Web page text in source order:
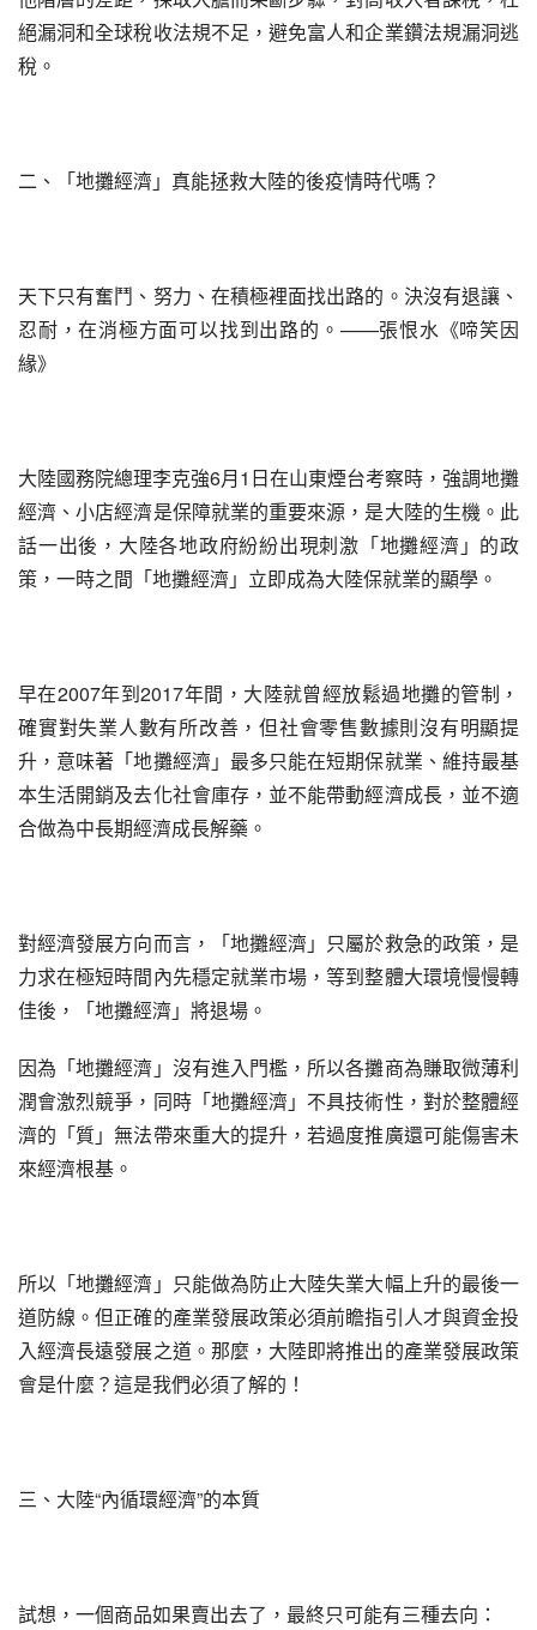
絕漏洞和全球稅收法規不足，避免富人和企業鑽法規漏洞逃
稅。
二、「地攤經濟」真能拯救大陸的後疫情時代嗎？
天下只有奮鬥、努力、在積極裡面找出路的。決沒有退讓、
忍耐，在消極方面可以找到出路的。——張恨水《啼笑因
緣》
大陸國務院總理李克強6月1日在山東煙台考察時，強調地攤
經濟、小店經濟是保障就業的重要來源，是大陸的生機。此
話一出後，大陸各地政府紛紛出現刺激「地攤經濟」的政
策，一時之間「地攤經濟」立即成為大陸保就業的顯學。
早在2007年到2017年間，大陸就曾經放鬆過地攤的管制，
確實對失業人數有所改善，但社會零售數據則沒有明顯提
升，意味著「地攤經濟」最多只能在短期保就業、維持最基
本生活開銷及去化社會庫存，並不能帶動經濟成長，並不適
合做為中長期經濟成長解藥。
對經濟發展方向而言，「地攤經濟」只屬於救急的政策，是
力求在極短時間內先穩定就業市場，等到整體大環境慢慢轉
佳後，「地攤經濟」將退場。
因為「地攤經濟」沒有進入門檻，所以各攤商為賺取微薄利
潤會激烈競爭，同時「地攤經濟」不具技術性，對於整體經
濟的「質」無法帶來重大的提升，若過度推廣還可能傷害未
來經濟根基。
所以「地攤經濟」只能做為防止大陸失業大幅上升的最後一
道防線。但正確的產業發展政策必須前瞻指引人才與資金投
入經濟長遠發展之道。那麼，大陸即將推出的產業發展政策
會是什麼？這是我們必須了解的！
三、大陸“內循環經濟”的本質
試想，一個商品如果賣出去了，最終只可能有三種去向：